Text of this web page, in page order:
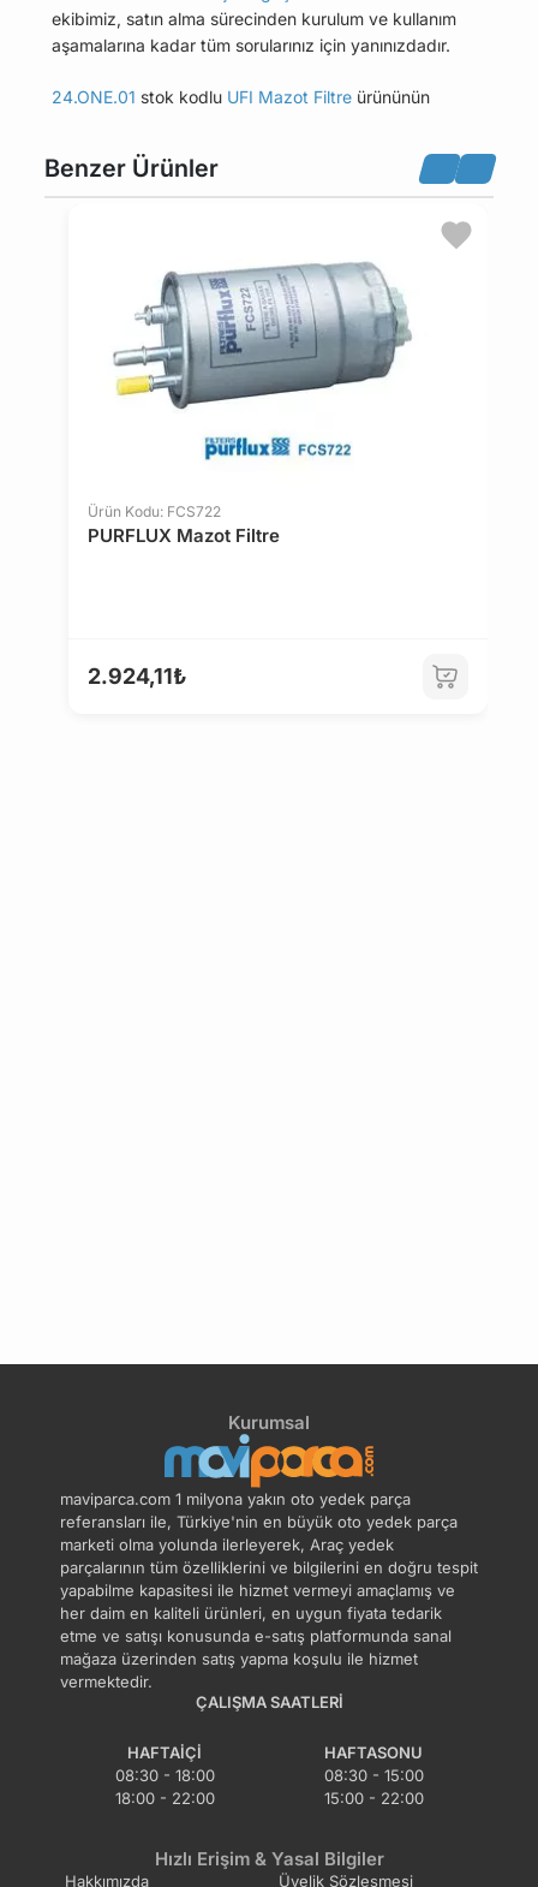
ekibimiz, satın alma sürecinden kurulum ve kullanım
aşamalarına kadar tüm sorularınız için yanınızdadır.
24.ONE.01 stok kodlu UFI Mazot Filtre ürününün
sekmesinde bulabilirsiniz.
Bu üründen en fazla 5 adet sipariş verilebilir. 5
adedin üzerindeki siparişleri iptal etme hakkı
maviparca.com tarafından saklı tutulmaktadır.
Belirlenen bu limit kurumsal siparişlerde geçerli
değildir. Kurumsal siparişler için farklı limitler ve
özel teklifler sunulabilmektedir.
14 gün içinde ücretsiz iade. Detaylı bilgi için
Benzer Ürünler
Ürün Kodu: FCS722
PURFLUX Mazot Filtre
2.924,11₺
Kurumsal
maviparca.com 1 milyona yakın oto yedek parça
referansları ile, Türkiye'nin en büyük oto yedek parça
marketi olma yolunda ilerleyerek, Araç yedek
parçalarının tüm özelliklerini ve bilgilerini en doğru tespit
yapabilme kapasitesi ile hizmet vermeyi amaçlamış ve
her daim en kaliteli ürünleri, en uygun fiyata tedarik
etme ve satışı konusunda e-satış platformunda sanal
mağaza üzerinden satış yapma koşulu ile hizmet
vermektedir.
ÇALIŞMA SAATLERI
HAFTAIÇI
08:30 - 18:00
18:00 - 22:00
HAFTASONU
08:30 - 15:00
15:00 - 22:00
Hızlı Erişim & Yasal Bilgiler
Hakkımızda Üyelik Sözleşmesi